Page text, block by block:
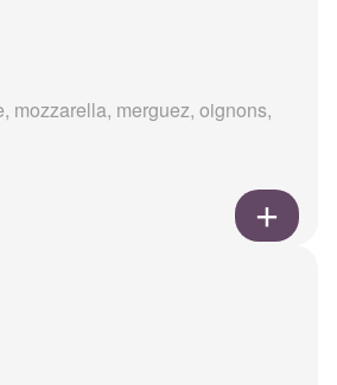
mozzarella, merguez, oignons,